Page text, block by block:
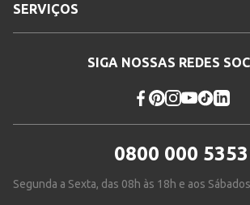
SERVIÇOS
SIGA NOSSAS REDES
0800 000 5353
Segunda a Sexta, das 08h às 18h e aos